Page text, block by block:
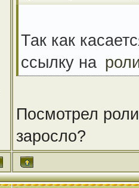
Так как
ссылку на
Посмотрел
заросло?